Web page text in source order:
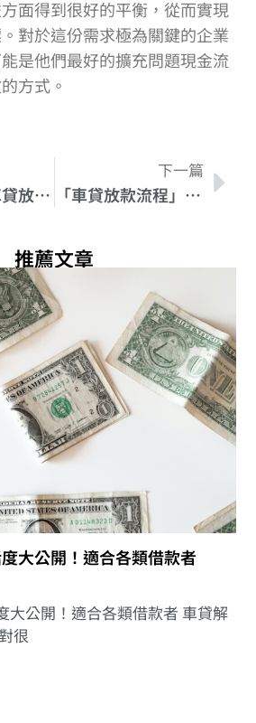
面得到很好的平衡，從而實現
對於這份需求極為關鍵的企業
是他們最好的擴充問題現金流
方式。
新手必看！車貸放款時間常見問題解答
下一篇
「車貸放款流程」步步為營，讓你買得更安心！
推薦文章
大公開！適合各類借款者
大公開！適合各類借款者 車貸解
很